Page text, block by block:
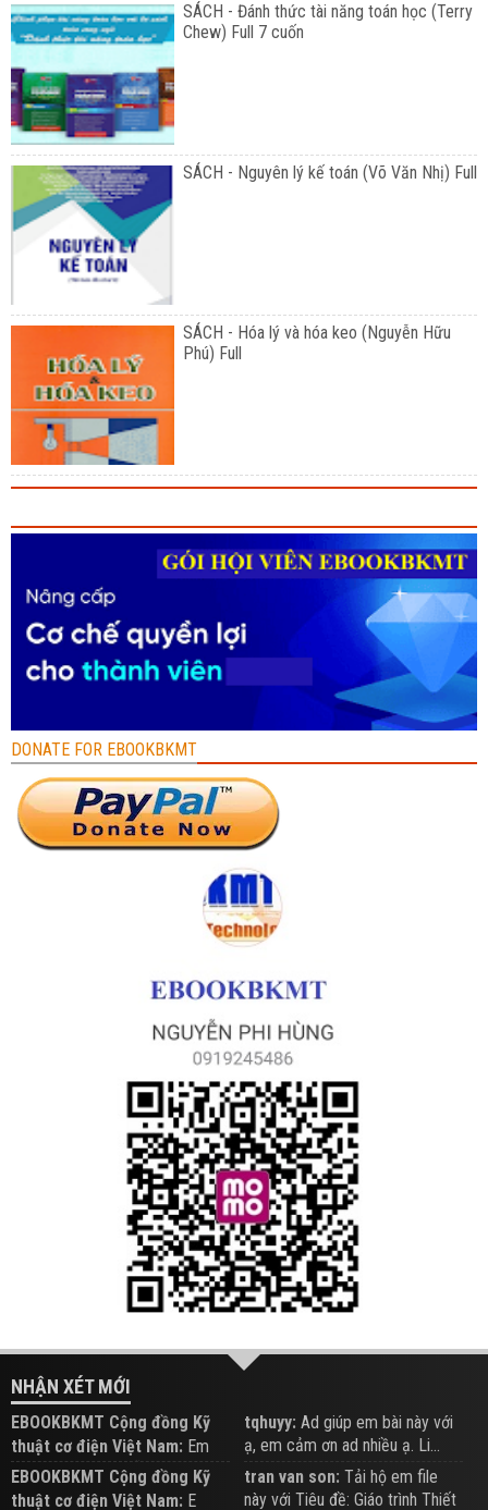
SÁCH - Đánh thức tài năng toán học (Terry
Chew) Full 7 cuốn
SÁCH - Nguyên lý kế toán (Võ Văn Nhị) Full
SÁCH - Hóa lý và hóa keo (Nguyễn Hữu
Phú) Full
DONATE FOR EBOOKBKMT
NHẬN XÉT MỚI
EBOOKBKMT Cộng đồng Kỹ
thuật cơ điện Việt Nam: Em
đăng trên Group hỗ trợ nhé
tqhuyy: Ad giúp em bài này với
ạ, em cảm ơn ad nhiều ạ. Li...
EBOOKBKMT Cộng đồng Kỹ
thuật cơ điện Việt Nam: E
tran van son: Tải hộ em file
này với Tiêu đề: Giáo trình Thiết